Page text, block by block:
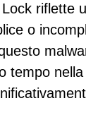
riflette
o
tempo